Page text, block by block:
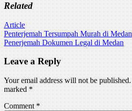
Related
Article
Post
navigation
Penterjemah Tersumpah Murah di Medan
Penerjemah Dokumen Legal di Medan
Leave a Reply
Your email address will not be published.
marked*
Comment*